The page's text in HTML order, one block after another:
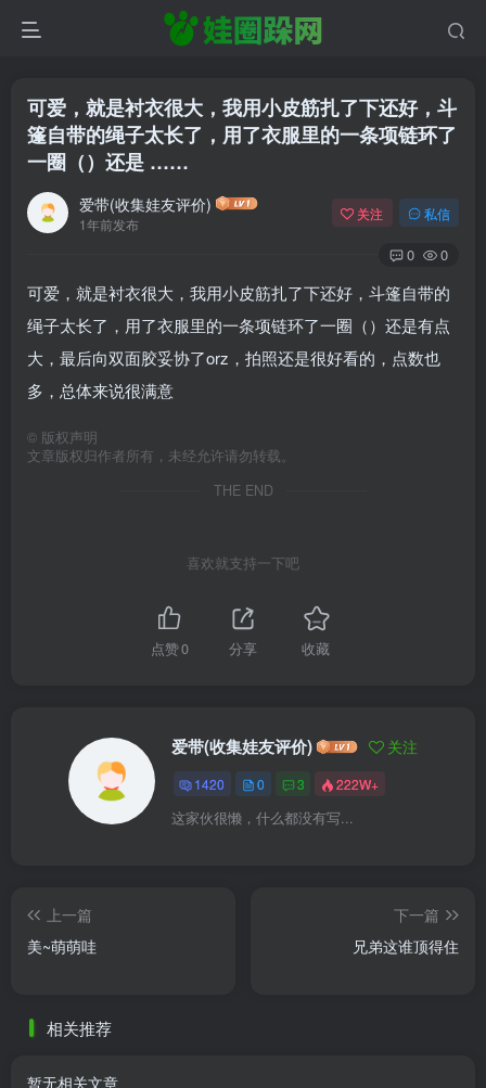
可爱，就是衬衣很大，我用小皮筋扎了下还好，斗
篷自带的绳子太长了，用了衣服里的一条项链环了
一圈（）还是 ……
爱带(收集娃友评价)
1年前发布
关注 私信
0 0
可爱，就是衬衣很大，我用小皮筋扎了下还好，斗篷自带的
绳子太长了，用了衣服里的一条项链环了一圈（）还是有点
大，最后向双面胶妥协了orz，拍照还是很好看的，点数也
多，总体来说很满意
© 版权声明
文章版权归作者所有，未经允许请勿转载。
THE END
喜欢就支持一下吧
点赞0 分享 收藏
爱带(收集娃友评价) 关注
1420 0 3 222W+
这家伙很懒，什么都没有写...
上一篇
美~萌萌哇
下一篇
兄弟这谁顶得住
相关推荐
暂无相关文章